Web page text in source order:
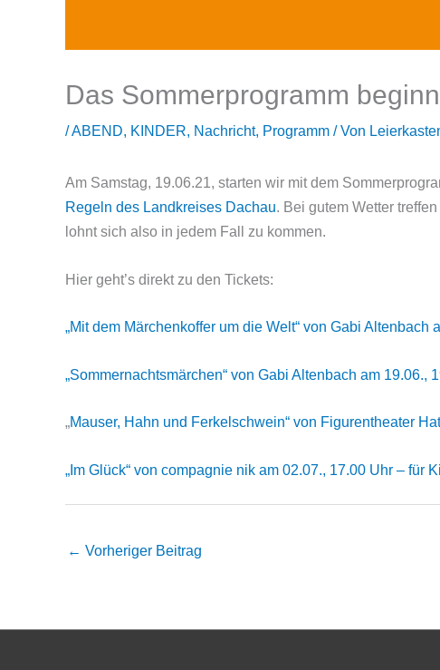
Das Sommerprogramm
/ABEND, KINDER, Nachricht, Programm / Von
Am Samstag, 19.06.21, starten wir mit dem
Regeln des Landkreises Dachau. Bei gutem Wetter
lohnt sich also in jedem Fall zu kommen.
Hier geht’s direkt zu den Tickets:
„Mit dem Märchenkoffer um die Welt“ von Gabi Altenbach
„Sommernachtsmärchen“ von Gabi Altenbach am 19.06.,
„Mauser, Hahn und Ferkelschwein“ von Figurentheater
„Im Glück“ von compagnie nik am 02.07., 17.00 Uhr – für
← Vorheriger Beitrag